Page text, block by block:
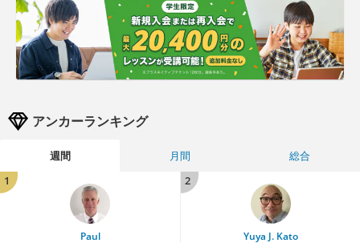
アンカーランキング
週間 月間
総合
1
Paul
2
Yuya J. Kato